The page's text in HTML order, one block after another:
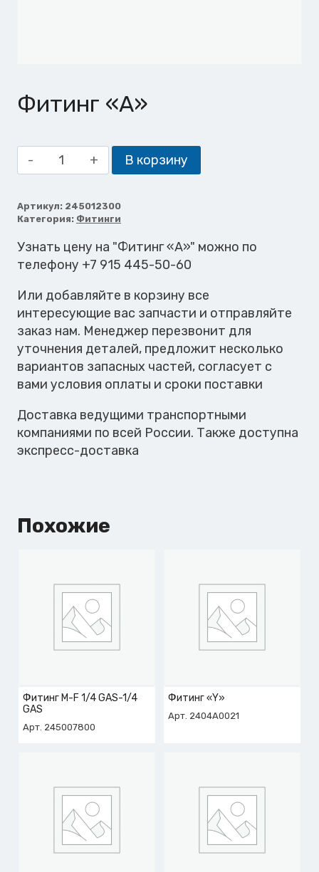
Фитинг «A»
Количество
товара
"A"
В корзину
Артикул: 245012300
Категория: Фитинги
Узнать цену на "Фитинг «A»" можно по
телефону +7 915 445-50-60
Или добавляйте в корзину все
интересующие вас запчасти и отправляйте
заказ нам. Менеджер перезвонит для
уточнения деталей, предложит несколько
вариантов запасных частей, согласует с
вами условия оплаты и сроки поставки
Доставка ведущими транспортными
компаниями по всей России. Также доступна
экспресс-доставка
Похожие
Фитинг M-F 1/4 GAS-1/4
GAS
Арт. 245007800
Фитинг «Y»
Арт. 2404A0021